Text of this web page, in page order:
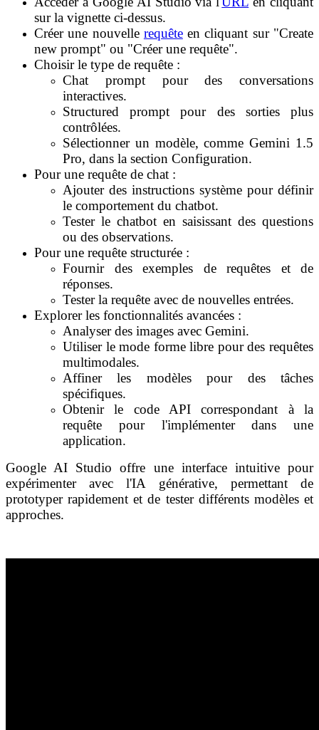
sur la vignette ci-dessus.
Créer une nouvelle requêteen cliquant sur "Create
new prompt" ou "Créer une requête".
Choisir le type de requête :
Chat prompt pour des conversations
interactives.
Structured prompt pour des sorties plus
contrôlées.
Sélectionner un modèle, comme Gemini 1.5
Pro, dans la section Configuration.
Pour une requête de chat :
Ajouter des instructions système pour définir
le comportement du chatbot.
Tester le chatbot en saisissant des questions
ou des observations.
Pour une requête structurée :
Fournir des exemples de requêtes et de
réponses.
Tester la requête avec de nouvelles entrées.
Explorer les fonctionnalités avancées :
Analyser des images avec Gemini.
Utiliser le mode forme libre pour des requêtes
multimodales.
Affiner les modèles pour des tâches
spécifiques.
Obtenir le code API correspondant à la
requête pour l'implémenter dans une
application.
Google AI Studio offre une interface intuitive pour
expérimenter avec l'IA générative, permettant de
prototyper rapidement et de tester différents modèles et
approches.